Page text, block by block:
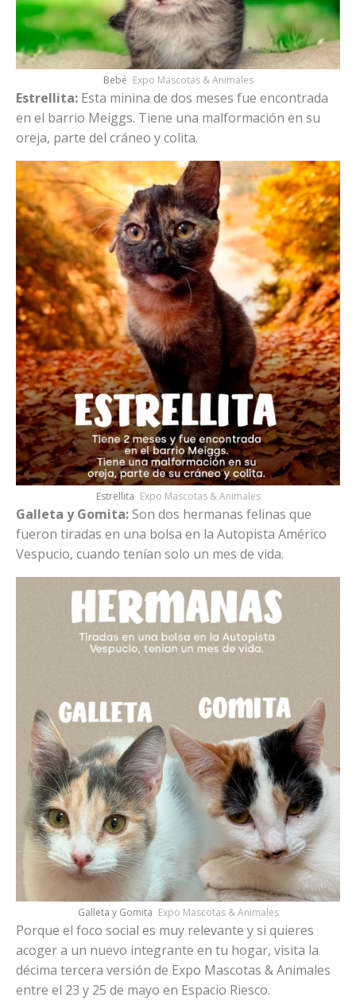
Bebé Expo Mascotas & Animales
Estrellita: Esta minina de dos meses fue encontrada
en el barrio Meiggs. Tiene una malformación en su
oreja, parte del cráneo y colita.
Estrellita Expo Mascotas & Animales
Galleta y Gomita:Son dos hermanas felinas que
fueron tiradas en una bolsa en la Autopista Américo
Vespucio, cuando tenían solo un mes de vida.
Galleta y Gomita Expo Mascotas & Animales
Porque el foco social es muy relevante y si quieres
acoger a un nuevo integrante en tu hogar, visita la
décima tercera versión de Expo Mascotas & Animales
entre el 23 y 25 de mayo en Espacio Riesco.